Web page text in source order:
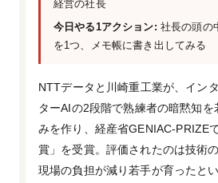
経営の社長
今日やる1アクション: 社長の頭の
を1つ、メモ帳に書き出してみる
NTTデータと川崎重工業が、イン
ターAIの2段階で熟練者の暗黙知を
みを作り、経産省GENIAC-PRIZE
賞」を受賞。評価されたのは技術
現場の負担が減り若手が育ったと